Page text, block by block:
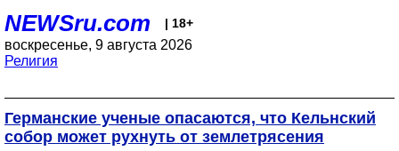
NEWSru.com | 18+
воскресенье, 9 августа 2026
Религия
Германские ученые опасаются, что Кельнский
собор может рухнуть от землетрясения